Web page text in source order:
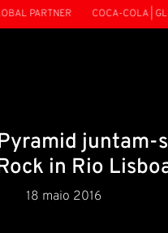
PARTNER COCA-COLA |
juntam-
in Rio
18 maio 2016